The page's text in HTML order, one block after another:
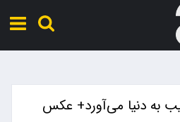
به دنیا می‌آورد+ عکس